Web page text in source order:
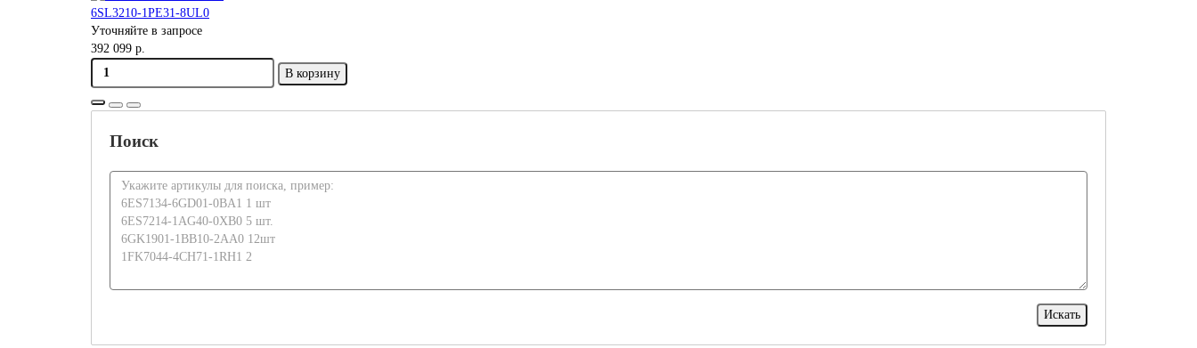
6SL3210-1PE31-8UL0
Уточняйте в запросе
392 099 р.
В корзину
Поиск